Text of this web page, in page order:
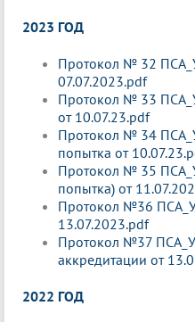
2023 ГОД
Протокол № 32
07.07.2023.pdf
Протокол № 33
от 10.07.23.pdf
Протокол № 34
попытка от
Протокол № 35
попытка) от
Протокол №36
13.07.2023.pdf
Протокол №37
аккредитации от
2022 ГОД